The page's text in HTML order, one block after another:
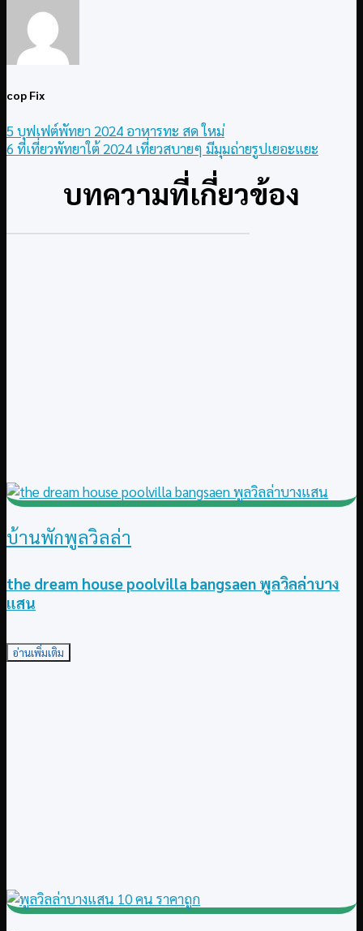
cop Fix
5 บุฟเฟต์พัทยา 2024 อาหารทะ สด ใหม่
6 ที่เที่ยวพัทยาใต้ 2024 เที่ยวสบายๆ มีมุมถ่ายรูปเยอะแยะ
บทความที่เกี่ยวข้อง
บ้านพักพูลวิลล่า
the dream house poolvilla bangsaen พูลวิลล่าบาง
แสน
อ่านเพิ่มเติม